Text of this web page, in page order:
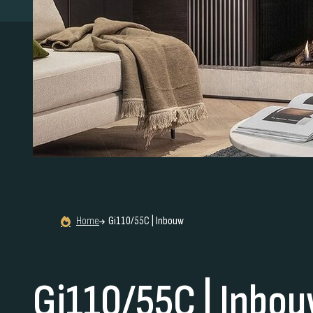
Home Gi110/55C | Inbouw